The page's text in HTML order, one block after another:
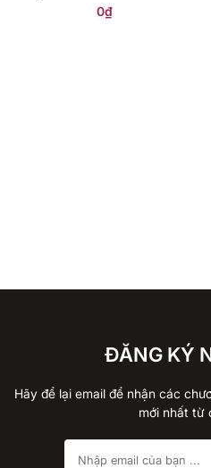
0₫
ĐĂNG KÝ
Hãy để lại email để nhận các
mới nhất từ